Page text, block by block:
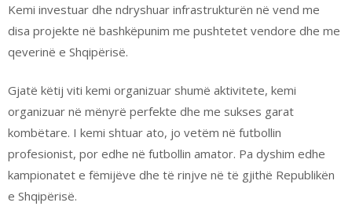
Kemi investuar dhe ndryshuar infrastrukturën në vend me
disa projekte në bashkëpunim me pushtetet vendore dhe me
qeverinë e Shqipërisë.
Gjatë këtij viti kemi organizuar shumë aktivitete, kemi
organizuar në mënyrë perfekte dhe me sukses garat
kombëtare. I kemi shtuar ato, jo vetëm në futbollin
profesionist, por edhe në futbollin amator. Pa dyshim edhe
kampionatet e fëmijëve dhe të rinjve në të gjithë Republikën
e Shqipërisë.